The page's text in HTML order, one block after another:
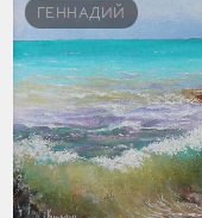
ГЕННАДИЙ